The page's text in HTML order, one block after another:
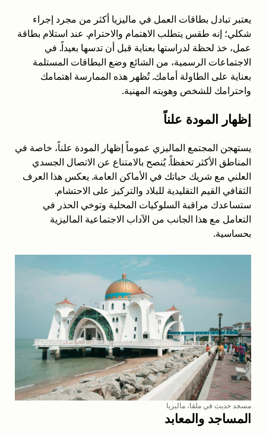
يعتبر تبادل بطاقات العمل في ماليزيا أكثر من مجرد إجراء
شكلي؛ إنه طقس يتطلب الاهتمام والاحترام. عند استلام بطاقة
عمل، خذ لحظة لدراستها بعناية قبل أن تدسها بعيداً. في
الاجتماعات الرسمية، من الشائع وضع البطاقات المستلمة
بعناية على الطاولة أمامك. تُظهر هذه الممارسة اهتمامك
واحترامك للشخص وهويته المهنية.
إظهار المودة علناً
يستهجن المجتمع الماليزي عموماً إظهار المودة علناً، خاصة في
المناطق الأكثر تحفظاً. يُنصح بالامتناع عن الاتصال الجسدي
العلني مع شريك حياتك في الأماكن العامة. يعكس هذا العرف
الثقافي القيم التقليدية للبلاد والتركيز على الاحتشام.
ستساعدك مراقبة السلوكيات المحلية وتوخي الحذر في
التعامل مع هذا الجانب من الآداب الاجتماعية الماليزية
بحساسية.
مسجد حديث في ملقا، ماليزيا
المساجد والمعابد